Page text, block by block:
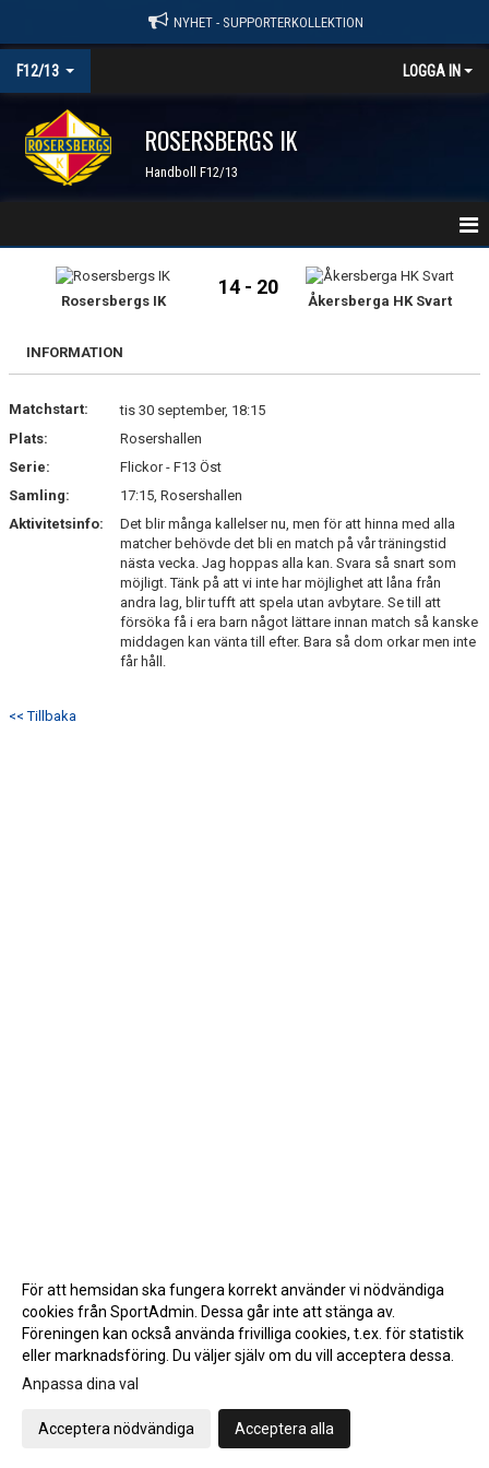
NYHET - SUPPORTERKOLLEKTION
F12/13 LOGGA IN
ROSERSBERGS IK
Handboll F12/13
KALENDER
TRUPPEN
BILDGALLERI
Rosersbergs IK
14 - 20
Åkersberga HK Svart
INFORMATION
Matchstart:
tis 30 september, 18:15
Plats:
Rosershallen
Serie:
Flickor - F13 Öst
Samling:
17:15, Rosershallen
Aktivitetsinfo:
Det blir många kallelser nu, men för att hinna med alla
matcher behövde det bli en match på vår träningstid
nästa vecka. Jag hoppas alla kan. Svara så snart som
möjligt. Tänk på att vi inte har möjlighet att låna från
andra lag, blir tufft att spela utan avbytare. Se till att
försöka få i era barn något lättare innan match så kanske
middagen kan vänta till efter. Bara så dom orkar men inte
får håll.
<< Tillbaka
Gå till Webbversion
För att hemsidan ska fungera korrekt använder vi nödvändiga
cookies från SportAdmin. Dessa går inte att stänga av.
Föreningen kan också använda frivilliga cookies, t.ex. för statistik
eller marknadsföring. Du väljer själv om du vill acceptera dessa.
Anpassa dina val
Acceptera nödvändiga Acceptera alla